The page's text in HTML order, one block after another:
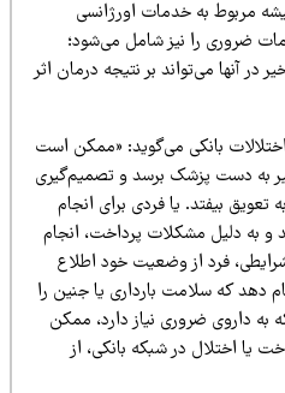
به خدمات اورژانسی
را نیز شامل می‌شود؛
می‌تواند بر نتیجه درمان اثر
بانکی می‌گوید: «ممکن است
دست پزشک برسد و تصمیم‌گیری
بیفتد. یا فردی برای انجام
دلیل مشکلات پرداخت، انجام
فرد از وضعیت خود اطلاع
سلامت بارداری یا جنین را
ضروری نیاز دارد، ممکن
در شبکه بانکی، از